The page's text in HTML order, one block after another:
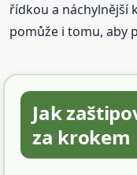
řídkou a náchylnější
pomůže i tomu, aby
Jak
za krokem